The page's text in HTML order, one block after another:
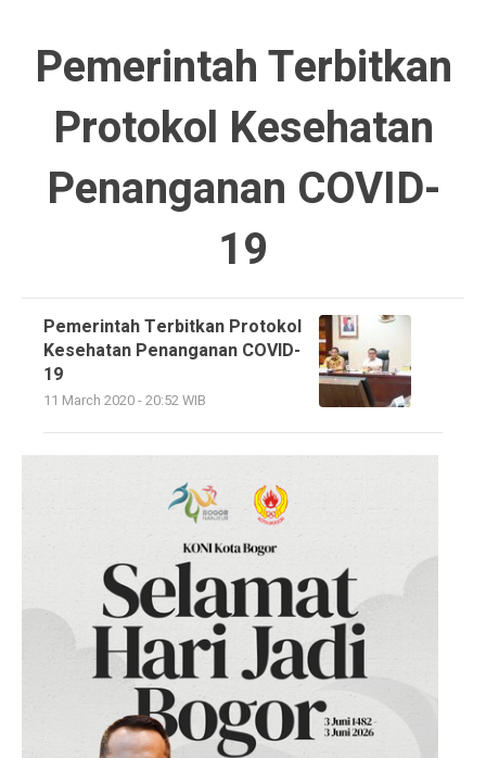
Pemerintah Terbitkan
Protokol Kesehatan
Penanganan COVID-
19
Pemerintah Terbitkan Protokol
Kesehatan Penanganan COVID-
19
11 March 2020 - 20:52 WIB